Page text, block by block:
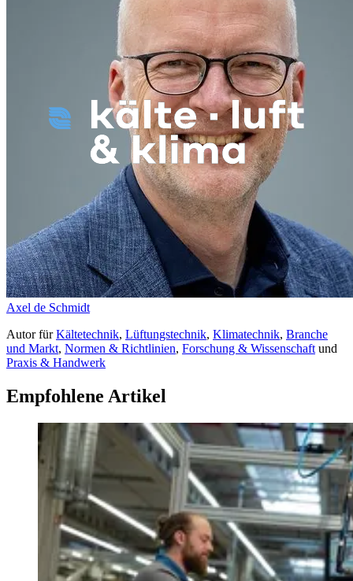
Axel de Schmidt
AutorfürKältetechnik, Lüftungstechnik, Klimatechnik, Branche
und Markt, Normen & Richtlinien, Forschung & Wissenschaft und
Praxis & Handwerk
Empfohlene Artikel